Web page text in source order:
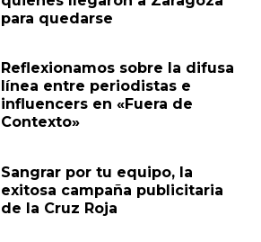
para quedarse
Reflexionamos sobre la difusa
línea entre periodistas e
influencers en «Fuera de
Contexto»
Sangrar por tu equipo, la
exitosa campaña publicitaria
de la Cruz Roja